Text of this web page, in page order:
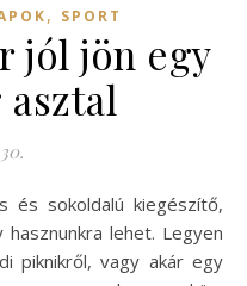
, SPORT
jól jön egy
lehet. Legyen
piknikről, vagy akár egy